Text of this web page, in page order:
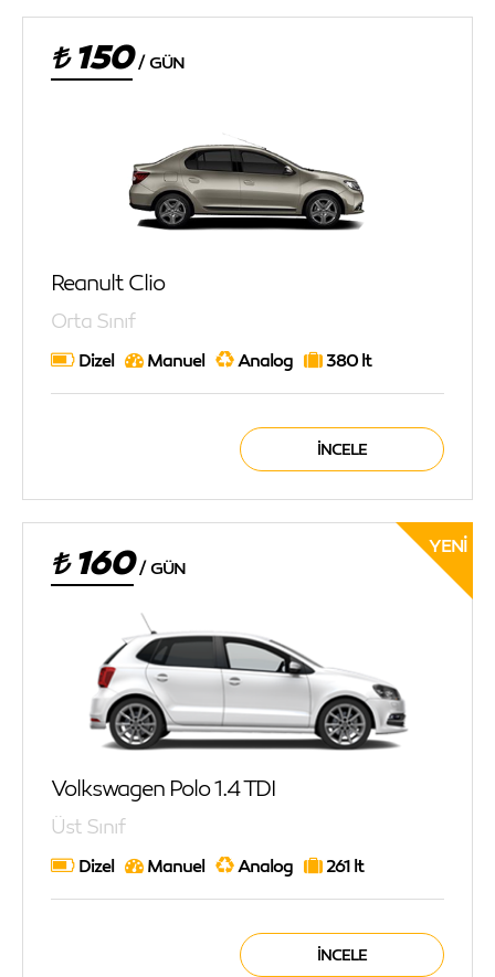
150 / GÜN
Reanult Clio
Orta Sınıf
Dizel Manuel Analog 380 lt
İNCELE
YENI
160 / GÜN
Volkswagen Polo 1.4 TDI
Üst Sınıf
Dizel Manuel Analog 261 lt
İNCELE